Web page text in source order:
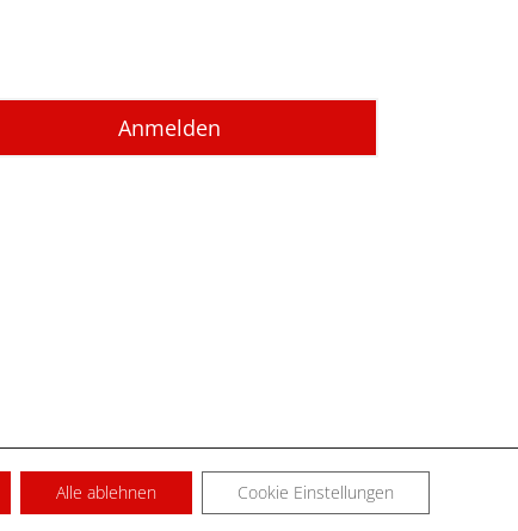
KONTAKT
Alle ablehnen Cookie Einstellungen